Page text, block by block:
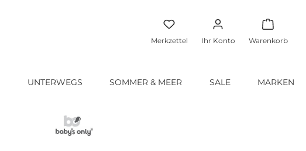
Merkzettel Ihr Konto Warenkorb
UNTERWEGS SOMMER & MEER SALE MARKEN